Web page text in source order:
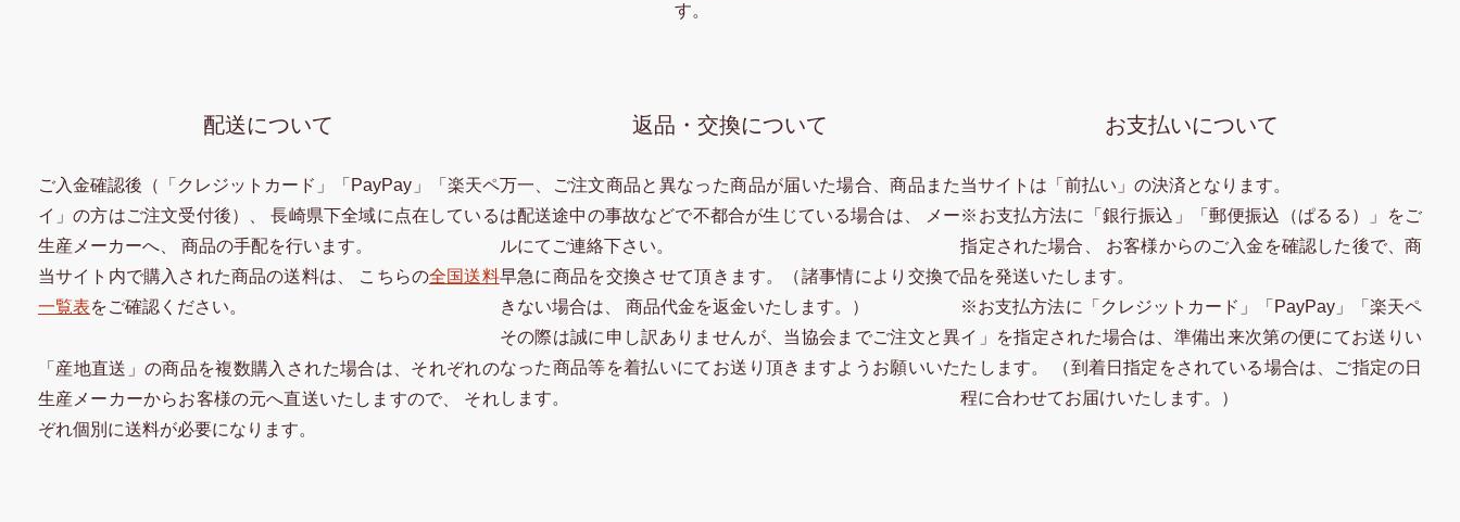
す。
配送について
ご入金確認後（「クレジットカード」「PayPay」「楽天ペ
イ」の方はご注文受付後）、 長崎県下全域に点在している
生産メーカーへ、 商品の手配を行います。
当サイト内で購入された商品の送料は、 こちらの全国送料
一覧表をご確認ください。
「産地直送」の商品を複数購入された場合は、それぞれの
生産メーカーからお客様の元へ直送いたしますので、 それ
ぞれ個別に送料が必要になります。
返品・交換について
万一、ご注文商品と異なった商品が届いた場合、商品また
は配送途中の事故などで不都合が生じている場合は、 メー
ルにてご連絡下さい。
早急に商品を交換させて頂きます。（諸事情により交換で
きない場合は、 商品代金を返金いたします。）
その際は誠に申し訳ありませんが、当協会までご注文と異
なった商品等を着払いにてお送り頂きますようお願いいた
します。
お支払いについて
当サイトは「前払い」の決済となります。
※お支払方法に「銀行振込」「郵便振込（ぱるる）」をご
指定された場合、 お客様からのご入金を確認した後で、商
品を発送いたします。
※お支払方法に「クレジットカード」「PayPay」「楽天ペ
イ」を指定された場合は、準備出来次第の便にてお送りい
たします。 （到着日指定をされている場合は、ご指定の日
程に合わせてお届けいたします。）